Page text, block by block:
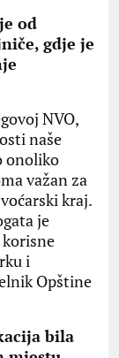
od
gdje je
NVO,
naše
onoliko
važan za
kraj.
je
i
Opštine
bila